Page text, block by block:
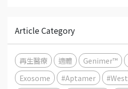
Article Category
再生醫療 適體 Genimer™
Exosome
#Aptamer